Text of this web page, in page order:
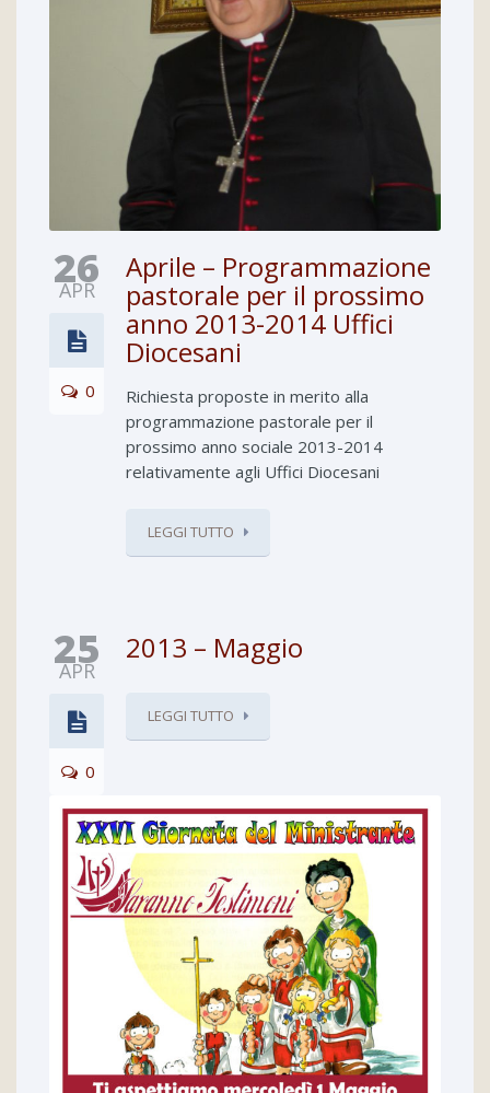
26
APR
0
Aprile – Programmazione
pastorale per il prossimo
anno 2013-2014 Uffici
Diocesani
Richiesta proposte in merito alla
programmazione pastorale per il
prossimo anno sociale 2013-2014
relativamente agli Uffici Diocesani
LEGGI TUTTO
25
APR
0
2013 – Maggio
LEGGI TUTTO